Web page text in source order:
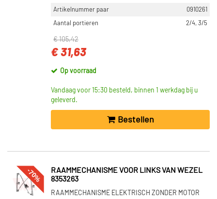
Artikelnummer paar
0910261
Aantal portieren
2/4, 3/5
€ 105,42
€ 31,63
Op voorraad
Vandaag voor 15:30 besteld, binnen 1 werkdag bij u
geleverd.
Bestellen
-70%
RAAMMECHANISME VOOR LINKS VAN WEZEL
8353263
RAAMMECHANISME ELEKTRISCH ZONDER MOTOR